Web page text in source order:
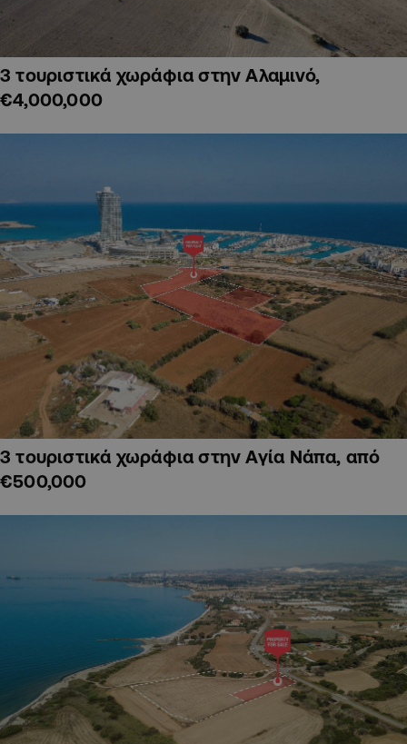
3 τουριστικά χωράφια στην Αλαμινό,
€4,000,000
3 τουριστικά χωράφια στην Αγία Νάπα, από
€500,000